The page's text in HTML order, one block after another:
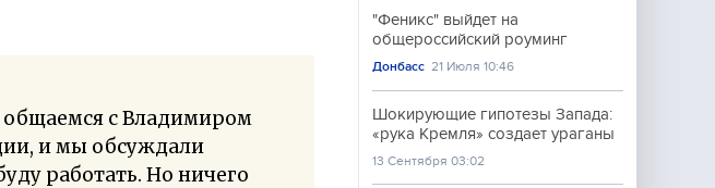
с Владимиром
и мы обсуждали
работать. Но ничего
"Феникс" выйдет на
общероссийский роуминг
Донбасс 21 Июля 10:46
Шокирующие гипотезы Запада:
«рука Кремля» создает ураганы
13 Сентября 03:02